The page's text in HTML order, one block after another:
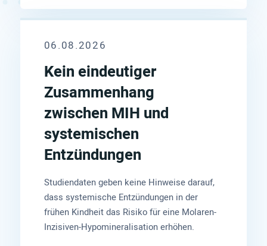
06.08.2026
Kein eindeutiger
Zusammenhang
zwischen MIH und
systemischen
Entzündungen
Studiendaten geben keine Hinweise darauf,
dass systemische Entzündungen in der
frühen Kindheit das Risiko für eine Molaren-
Inzisiven-Hypomineralisation erhöhen.